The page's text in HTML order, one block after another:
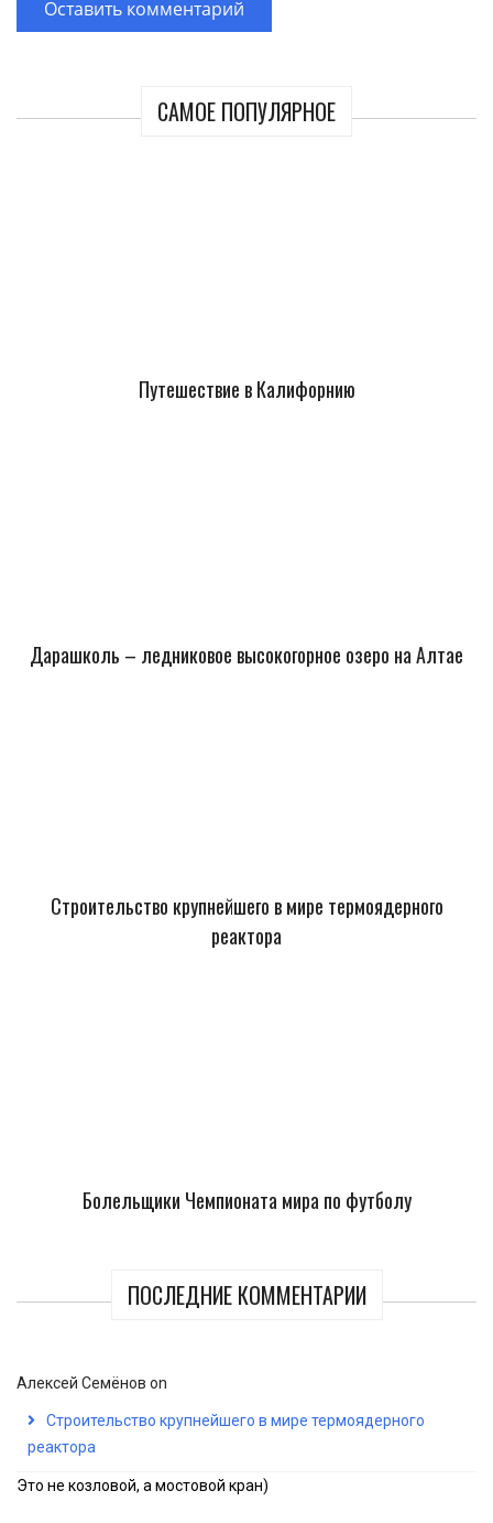
САМОЕ ПОПУЛЯРНОЕ
Путешествие в Калифорнию
Дарашколь – ледниковое высокогорное озеро на Алтае
Строительство крупнейшего в мире термоядерного
реактора
Болельщики Чемпионата мира по футболу
ПОСЛЕДНИЕ КОММЕНТАРИИ
Алексей Семёнов on
Строительство крупнейшего в мире термоядерного
реактора
Это не козловой, а мостовой кран)